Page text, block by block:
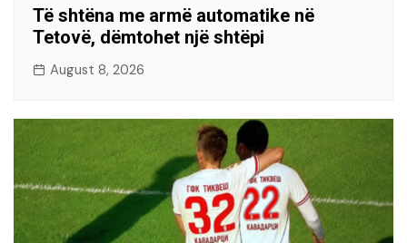
Të shtëna me armë automatike në
Tetovë, dëmtohet një shtëpi
August 8, 2026